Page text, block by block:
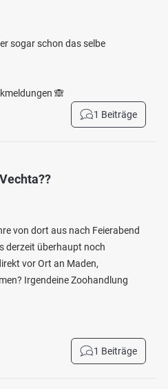
sogar schon das selbe
🙈
1 Beiträge
von dort aus nach Feierabend
derzeit überhaupt noch
vor Ort an Maden,
Irgendeine Zoohandlung
1 Beiträge